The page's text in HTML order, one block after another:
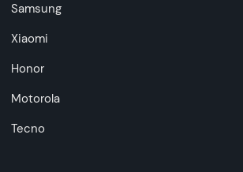
Samsung
Xiaomi
Honor
Motorola
Tecno